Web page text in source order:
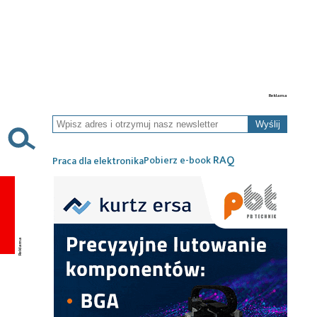
Wyślij
Praca dla elektronikaPobierz e-bookRAQ